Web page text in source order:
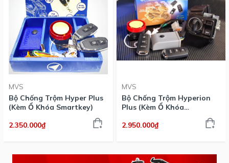
MVS
Bộ Chống Trộm Hyper Plus
(Kèm Ổ Khóa Smartkey)
2.350.000₫
MVS
Bộ Chống Trộm Hyperion
Plus (Kèm Ổ Khóa
2.950.000₫